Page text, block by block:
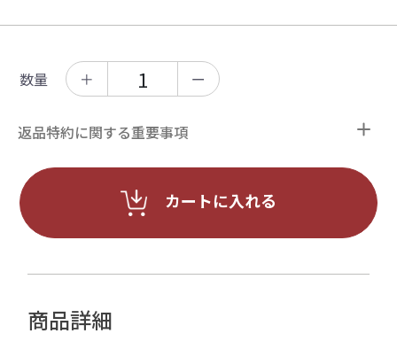
数量 ＋ ー
返品特約に関する重要事項
カートに入れる
商品詳細